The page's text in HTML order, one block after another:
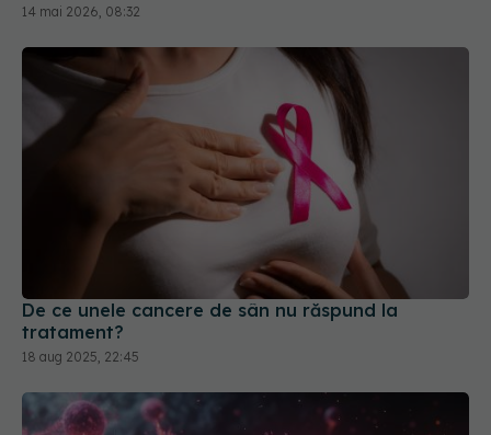
14 mai 2026, 08:32
De ce unele cancere de sân nu răspund la
tratament?
18 aug 2025, 22:45